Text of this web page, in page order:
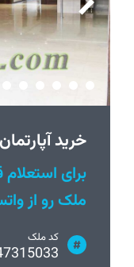
خريد
برای
ملک رو از
کد ملک